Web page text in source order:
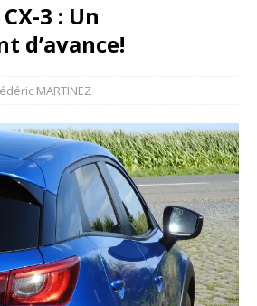
3 : Un
d’avance!
MARTINEZ